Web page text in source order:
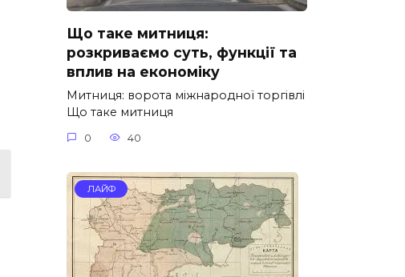
Що таке митниця:
розкриваємо суть, функції та
вплив на економіку
Митниця: ворота міжнародної торгівлі
Що таке митниця
0 40
ЛАЙФ